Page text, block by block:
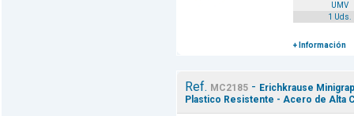
UMV
1 Uds.
+ Información
Ref. MC2185- Erichkrause
Plastico Resistente - Acero de Alta